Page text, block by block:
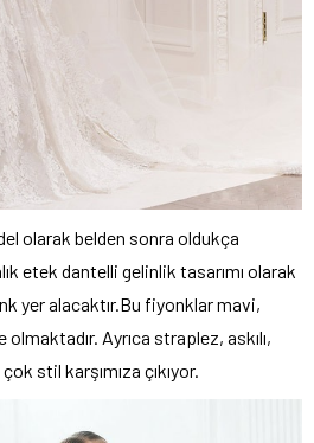
olarak belden sonra oldukça
etek dantelli gelinlik tasarımı olarak
yer alacaktır.Bu fiyonklar mavi,
Ayrıca straplez, askılı,
stil karşımıza çıkıyor.